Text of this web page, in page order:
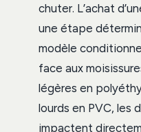
chuter. L’achat
une étape
modèle
face aux
légères en
lourds en PVC, les
impactent